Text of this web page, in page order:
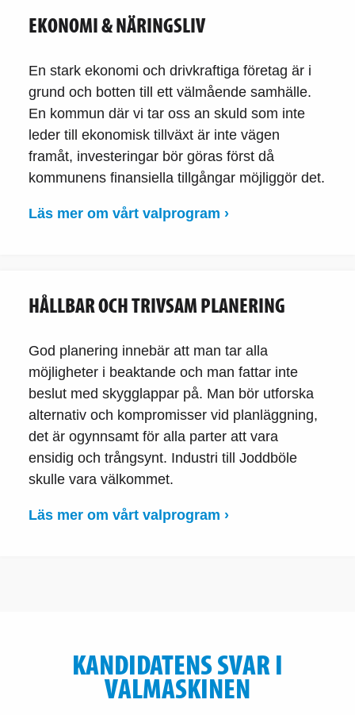
EKONOMI & NÄRINGSLIV
En stark ekonomi och drivkraftiga företag är i
grund och botten till ett välmående samhälle.
En kommun där vi tar oss an skuld som inte
leder till ekonomisk tillväxt är inte vägen
framåt, investeringar bör göras först då
kommunens finansiella tillgångar möjliggör det.
Läs mer om vårt valprogram ›
HÅLLBAR OCH TRIVSAM PLANERING
God planering innebär att man tar alla
möjligheter i beaktande och man fattar inte
beslut med skygglappar på. Man bör utforska
alternativ och kompromisser vid planläggning,
det är ogynnsamt för alla parter att vara
ensidig och trångsynt. Industri till Joddböle
skulle vara välkommet.
Läs mer om vårt valprogram ›
KANDIDATENS SVAR I
VALMASKINEN